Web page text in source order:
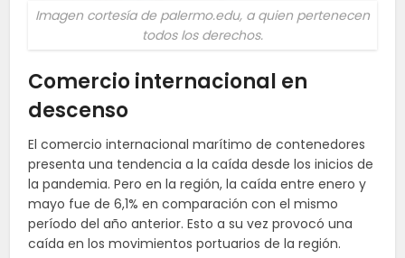
Imagen cortesía de palermo.edu, a quien pertenecen
todos los derechos.
Comercio internacional en
descenso
El comercio internacional marítimo de contenedores
presenta una tendencia a la caída desde los inicios de
la pandemia. Pero en la región, la caída entre enero y
mayo fue de 6,1% en comparación con el mismo
período del año anterior. Esto a su vez provocó una
caída en los movimientos portuarios de la región.